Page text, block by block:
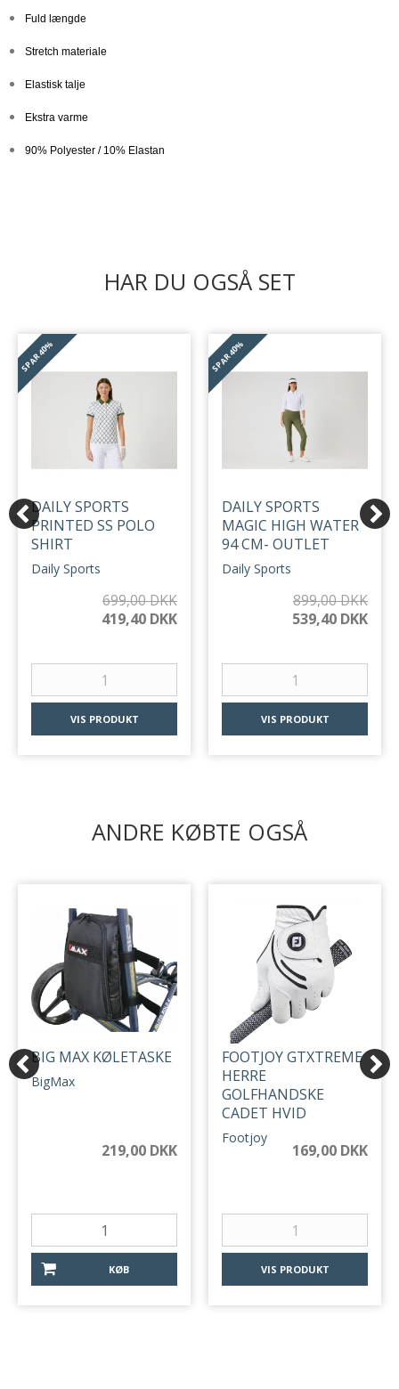
Fuld længde
Stretch materiale
Elastisk talje
Ekstra varme
90% Polyester / 10% Elastan
HAR DU OGSÅ SET
SPAR
40%
DAILY SPORTS
PRINTED SS POLO
SHIRT
Daily Sports
699,00 DKK
419,40 DKK
VIS PRODUKT
SPAR
40%
DAILY SPORTS
MAGIC HIGH WATER
94 CM- OUTLET
Daily Sports
899,00 DKK
539,40 DKK
VIS PRODUKT
ANDRE KØBTE OGSÅ
BIG MAX KØLETASKE
BigMax
219,00 DKK
KØB
FOOTJOY GTXTREME
HERRE
GOLFHANDSKE
CADET HVID
Footjoy
169,00 DKK
VIS PRODUKT